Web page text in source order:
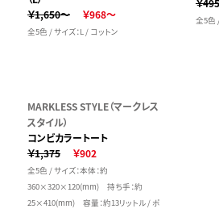
￥1,650～
￥968～
全5色 / サイズ：L / コットン
全5色
MARKLESS STYLE（マークレス
スタイル）
コンビカラートート
￥1,375
￥902
全5色 / サイズ：本体：約
360×320×120(mm) 持ち手：約
25×410(mm) 容量：約13リットル / ポ